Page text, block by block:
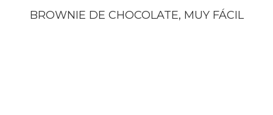
BROWNIE DE CHOCOLATE, MUY FÁCIL